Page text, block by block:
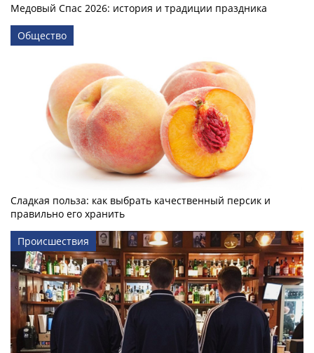
Медовый Спас 2026: история и традиции праздника
Общество
Сладкая польза: как выбрать качественный персик и
правильно его хранить
Происшествия